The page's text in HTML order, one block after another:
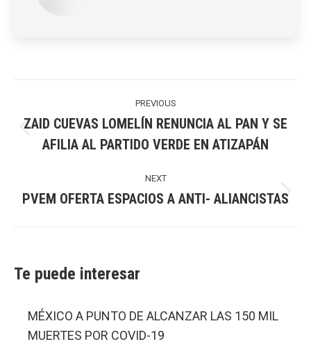
PREVIOUS
post:
ZAID CUEVAS LOMELÍN RENUNCIA AL PAN Y SE
AFILIA AL PARTIDO VERDE EN ATIZAPÁN
NEXT
Next
PVEM OFERTA ESPACIOS A ANTI- ALIANCISTAS
Te puede interesar
MÉXICO A PUNTO DE ALCANZAR LAS 150 MIL
MUERTES POR COVID-19